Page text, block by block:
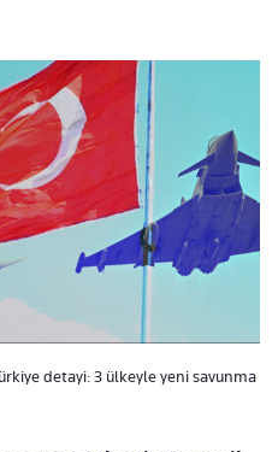
detayi: 3 ülkeyle yeni savunma